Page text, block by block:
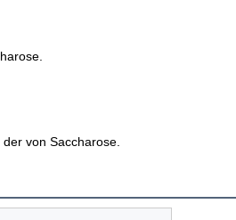
von Saccharose.